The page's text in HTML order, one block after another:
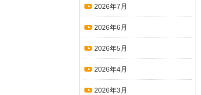
2026年7月
2026年6月
2026年5月
2026年4月
2026年3月